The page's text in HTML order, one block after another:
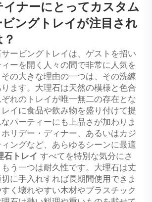
イナーにとってカスタム
ビングトレイが注目され
ービングトレイは、ゲストを招い
ーを開く人々の間で非常に人気を
の大きな理由の一つは、その洗練
ます。大理石は天然の模様と色合
れのトレイが唯一無二の存在とな
イに食品や飲み物を盛り付けて提
パーティーにも上品さが加わりま
リデー・ディナー、あるいはカジ
ングなど、あらゆるシーンに最適
石トレイ すべてを特別な気分にさ
う一つは耐久性です。大理石は丈
に手入れすれば長期間使用できま
く壊れやすい木材やプラスチック